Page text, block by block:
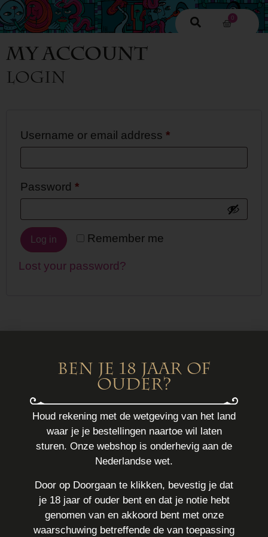
0
My Account
Login
Username or email address *
Password *
Remember me
Log in
Lost your password?
0703562551
info@euphoria.nl
Schoolstraat 8
2511 AX Den Haag
Tuesday 11:00-18:00h
Wednesday 11:00-18:00h
Thursday 11:00-21:00h
Ben je 18 jaar of
ouder?
Houd rekening met de wetgeving van het land
waar je je bestellingen naartoe wil laten
sturen. Onze webshop is onderhevig aan de
Nederlandse wet.
Door op Doorgaan te klikken, bevestig je dat
je 18 jaar of ouder bent en dat je notie hebt
genomen van en akkoord bent met onze
waarschuwing betreffende de van toepassing